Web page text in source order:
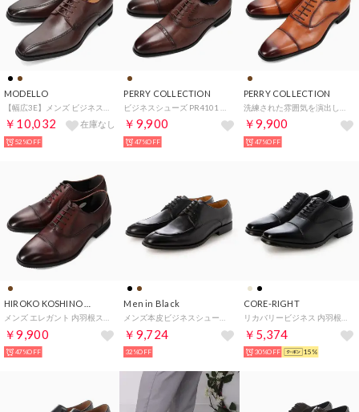
MODELLO
￥10,032 在庫なし
52%OFF
PERRY COLLECTION
￥9,900
47%OFF
PERRY COLLECTION
￥9,900
47%OFF
メンズ エレガント 内羽根ストレートチップドレスシューズ HR5005 （ブラウン）
￥9,900
47%OFF
Men in Black
メンズ本皮ビジネスシューズ （BLACK）
￥9,724
32%OFF
CORE-RIGHT
リカバリービジネス 内羽根ストレートチップ （ブラック）
￥5,374
30%OFF 15%